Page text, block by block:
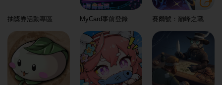
抽獎券活動專區 MyCard事前登錄 賽爾號：巔峰之戰